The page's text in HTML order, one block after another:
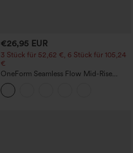
€26,95 EUR
3 Stück für 52,62 €, 6 Stück für 105,24
€
OneForm Seamless Flow Mid-Rise
Yoga-Leggings - mittelhoher Bund,
bauchformend und mit Po-Lifting-
Effekt